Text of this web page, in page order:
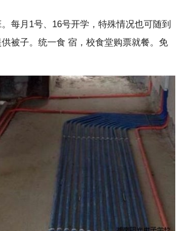
每月1号、16号开学，特殊情况也可随到
被子。统一食 宿，校食堂购票就餐。免